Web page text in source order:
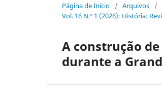
Página de Início / Arquivos
/
Vol. 16 N.º 1 (2026): História:
A construção
durante a